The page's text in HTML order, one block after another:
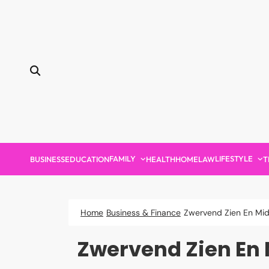
BUSINESSEDUCATIONFAMILY HEALTHHOMELAWLIFESTYLE
Home Business & Finance Zwervend Zien En
Zwervend Zien